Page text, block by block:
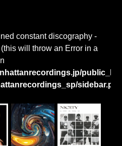
constant discography -
will throw an Error in a